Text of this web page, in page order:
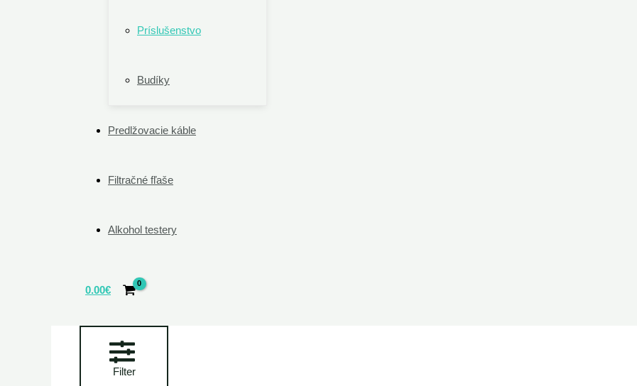
Príslušenstvo
Budíky
Predlžovacie káble
Filtračné fľaše
Alkohol testery
0.00€
Filter